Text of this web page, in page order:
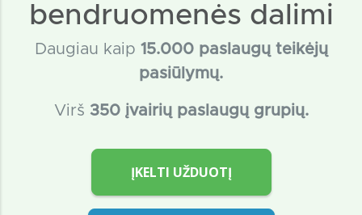
bendruomenės dalimi
Daugiau kaip 15.000 paslaugų teikėjų
pasiūlymų.
Virš 350 įvairių paslaugų grupių.
ĮKELTI UŽDUOTĮ